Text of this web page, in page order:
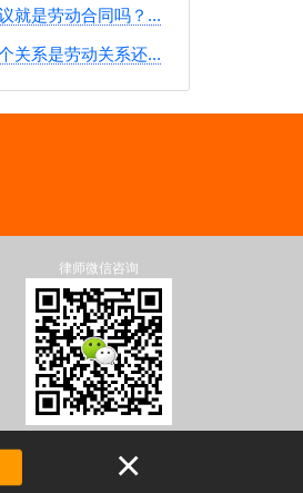
就是劳动合同吗？...
关系是劳动关系还...
律师微信咨询
×